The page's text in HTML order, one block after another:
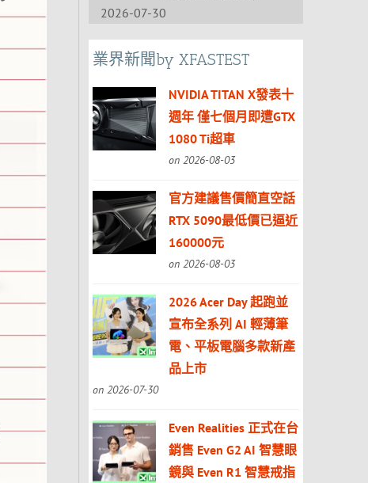
2026-07-30
業界新聞by XFASTEST
NVIDIA TITAN X發表十
週年 僅七個月即遭GTX
1080 Ti超車
on 2026-08-03
官方建議售價簡直空話
RTX 5090最低價已逼近
160000元
on 2026-08-03
2026 Acer Day 起跑並
宣布全系列 AI 輕薄筆
電、平板電腦多款新產
品上市
on 2026-07-30
Even Realities 正式在台
銷售 Even G2 AI 智慧眼
鏡與 Even R1 智慧戒指